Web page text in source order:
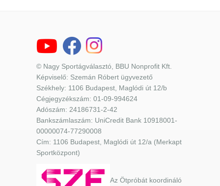
© Nagy Sportágválasztó, BBU Nonprofit Kft.
Képviselő: Szemán Róbert ügyvezető
Székhely: 1106 Budapest, Maglódi út 12/b
Cégjegyzékszám: 01-09-994624
Adószám: 24186731-2-42
Bankszámlaszám: UniCredit Bank 10918001-
00000074-77290008
Cím: 1106 Budapest, Maglódi út 12/a (Merkapt
Sportközpont)
Az Ötpróbát koordináló